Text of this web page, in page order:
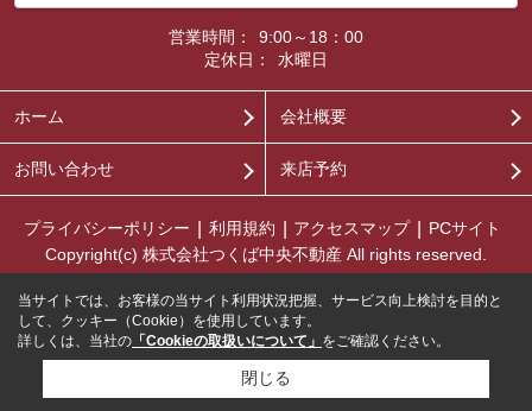
営業時間：
9:00～18：00
定休日：
水曜日
ホーム 会社概要
お問い合わせ 来店予約
プライバシーポリシー 利用規約 アクセスマップ
PCサイト
Copyright(c) 株式会社つくば中央不動産 All rights reserved.
当サイトでは、お客様の当サイト利用状況把握、サービス向上検討を目的と
して、クッキー（Cookie）を使用しています。
詳しくは、当社の 「Cookieの取扱いについて」 をご確認ください。
閉じる